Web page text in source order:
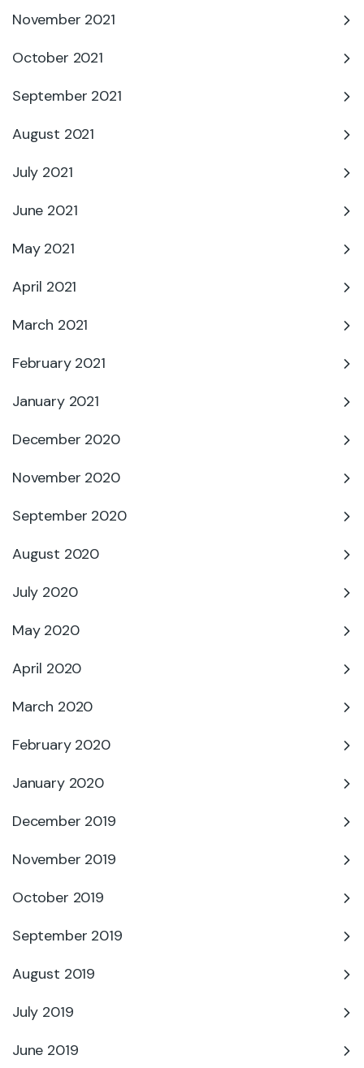
November 2021
October 2021
September 2021
August 2021
July 2021
June 2021
May 2021
April 2021
March 2021
February 2021
January 2021
December 2020
November 2020
September 2020
August 2020
July 2020
May 2020
April 2020
March 2020
February 2020
January 2020
December 2019
November 2019
October 2019
September 2019
August 2019
July 2019
June 2019